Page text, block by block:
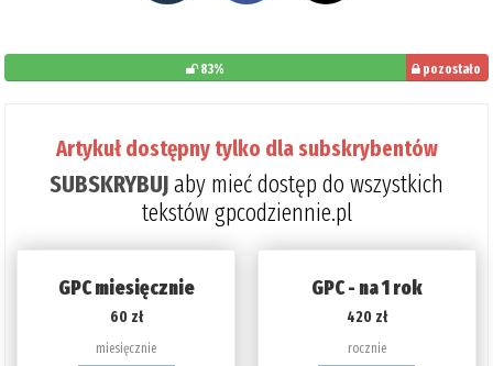
83%
pozostało
17%
Artykuł dostępny tylko dla subskrybentów
SUBSKRYBUJaby mieć dostęp do wszystkich
tekstów gpcodziennie.pl
GPC miesięcznie
60 zł
miesięcznie
GPC - na 1 rok
420 zł
rocznie